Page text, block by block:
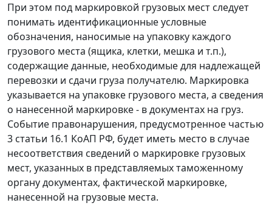
При этом под маркировкой грузовых мест следует
понимать идентификационные условные
обозначения, наносимые на упаковку каждого
грузового места (ящика, клетки, мешка и т.п.),
содержащие данные, необходимые для надлежащей
перевозки и сдачи груза получателю. Маркировка
указывается на упаковке грузового места, а сведения
о нанесенной маркировке - в документах на груз.
Событие правонарушения, предусмотренное частью
3 статьи 16.1 КоАП РФ, будет иметь место в случае
несоответствия сведений о маркировке грузовых
мест, указанных в представляемых таможенному
органу документах, фактической маркировке,
нанесенной на грузовые места.